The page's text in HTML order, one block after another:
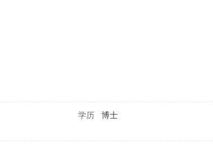
学历
博士